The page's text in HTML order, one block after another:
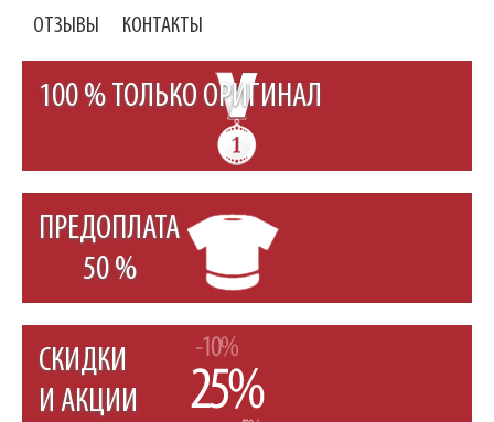
ОТЗЫВЫ КОНТАКТЫ
100 % ТОЛЬКО ОРИГИНАЛ
ПРЕДОПЛАТА
50 %
СКИДКИ
И АКЦИИ